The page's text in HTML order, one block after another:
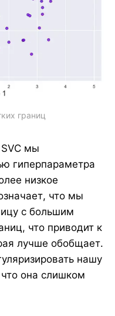
границ
мы
гиперпараметра
низкое
что мы
с большим
что приводит к
лучше обобщает.
нашу
она слишком